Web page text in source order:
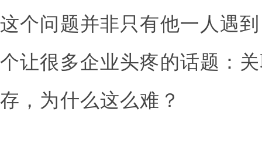
这个问题并非只有他一人遇
个让很多企业头疼的话题：
存，为什么这么难？